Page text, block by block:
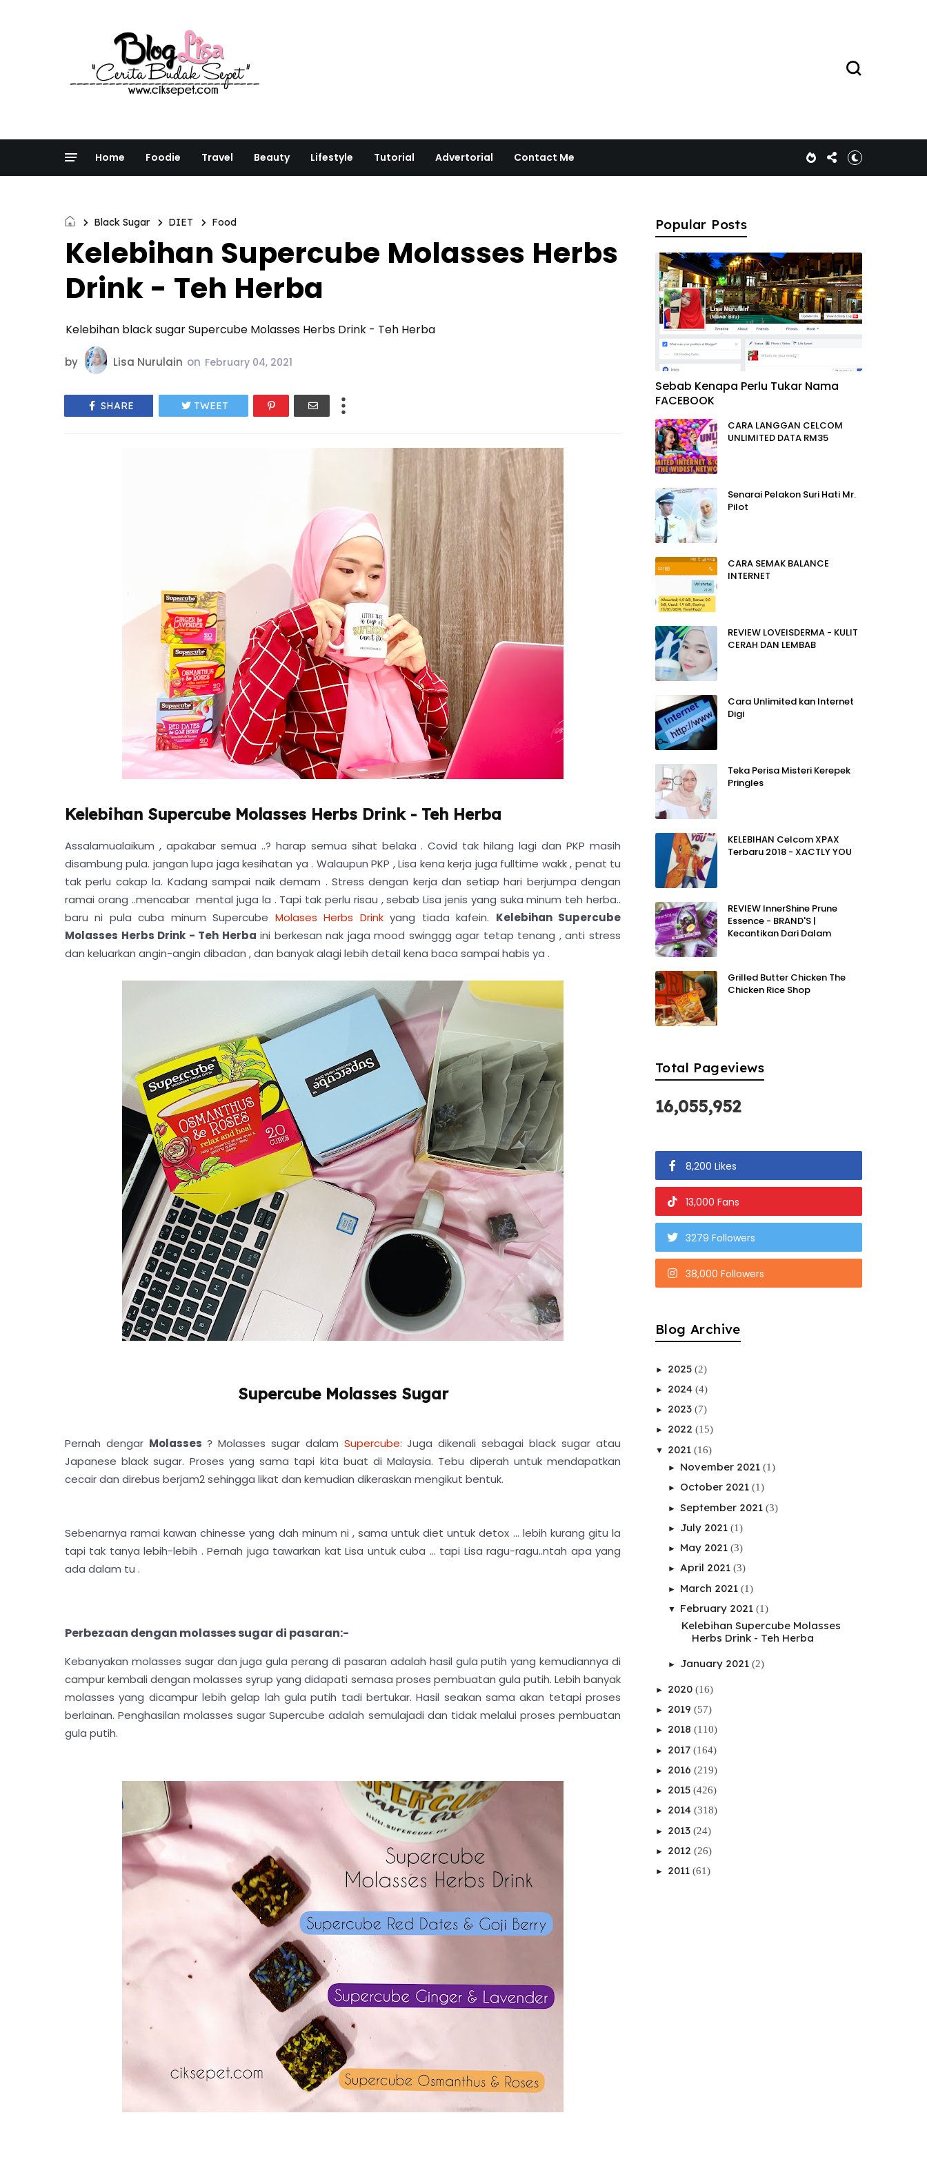
Home Foodie Travel Beauty Lifestyle Tutorial Advertorial Contact Me
Black Sugar DIET Food
Kelebihan Supercube Molasses Herbs
Drink - Teh Herba
Kelebihan black sugar Supercube Molasses Herbs Drink - Teh Herba
by Lisa Nurulain on February 04, 2021
SHARE TWEET
Kelebihan Supercube Molasses Herbs Drink - Teh Herba
Assalamualaikum , apakabar semua ..? harap semua sihat belaka . Covid tak hilang lagi dan PKP masih
disambung pula. jangan lupa jaga kesihatan ya . Walaupun PKP , Lisa kena kerja juga fulltime wakk , penat tu
tak perlu cakap la. Kadang sampai naik demam . Stress dengan kerja dan setiap hari berjumpa dengan
ramai orang ..mencabar mental juga la . Tapi tak perlu risau , sebab Lisa jenis yang suka minum teh herba..
baru ni pula cuba minum Supercube Molases Herbs Drinkyang tiada kafein. Kelebihan Supercube
Molasses Herbs Drink - Teh Herba ini berkesan nak jaga mood swinggg agar tetap tenang , anti stress
dan keluarkan angin-angin dibadan , dan banyak alagi lebih detail kena baca sampai habis ya .
Supercube Molasses Sugar
Pernah dengar Molasses ? Molasses sugar dalam Supercube: Juga dikenali sebagai black sugar atau
Japanese black sugar. Proses yang sama tapi kita buat di Malaysia. Tebu diperah untuk mendapatkan
cecair dan direbus berjam2 sehingga likat dan kemudian dikeraskan mengikut bentuk.
Sebenarnya ramai kawan chinesse yang dah minum ni , sama untuk diet untuk detox ... lebih kurang gitu la
tapi tak tanya lebih-lebih . Pernah juga tawarkan kat Lisa untuk cuba ... tapi Lisa ragu-ragu..ntah apa yang
ada dalam tu .
Perbezaan dengan molasses sugar di pasaran:-
Kebanyakan molasses sugar dan juga gula perang di pasaran adalah hasil gula putih yang kemudiannya di
campur kembali dengan molasses syrup yang didapati semasa proses pembuatan gula putih. Lebih banyak
molasses yang dicampur lebih gelap lah gula putih tadi bertukar. Hasil seakan sama akan tetapi proses
berlainan. Penghasilan molasses sugar Supercube adalah semulajadi dan tidak melalui proses pembuatan
gula putih.
Popular Posts
Sebab Kenapa Perlu Tukar Nama
FACEBOOK
CARA LANGGAN CELCOM
UNLIMITED DATA RM35
Senarai Pelakon Suri Hati Mr.
Pilot
CARA SEMAK BALANCE
INTERNET
REVIEW LOVEISDERMA - KULIT
CERAH DAN LEMBAB
Cara Unlimited kan Internet
Digi
Teka Perisa Misteri Kerepek
Pringles
KELEBIHAN Celcom XPAX
Terbaru 2018 - XACTLY YOU
REVIEW InnerShine Prune
Essence - BRAND'S |
Kecantikan Dari Dalam
Grilled Butter Chicken The
Chicken Rice Shop
Total Pageviews
16,055,952
8,200 Likes
13,000 Fans
3279 Followers
38,000 Followers
Blog Archive
► 2025 (2)
► 2024 (4)
► 2023 (7)
► 2022 (15)
▼ 2021 (16)
► November 2021 (1)
► October 2021 (1)
► September 2021 (3)
► July 2021 (1)
► May 2021 (3)
► April 2021 (3)
► March 2021 (1)
▼ February 2021 (1)
Kelebihan Supercube Molasses
Herbs Drink - Teh Herba
► January 2021 (2)
► 2020 (16)
► 2019 (57)
► 2018 (110)
► 2017 (164)
► 2016 (219)
► 2015 (426)
► 2014 (318)
► 2013 (24)
► 2012 (26)
► 2011 (61)